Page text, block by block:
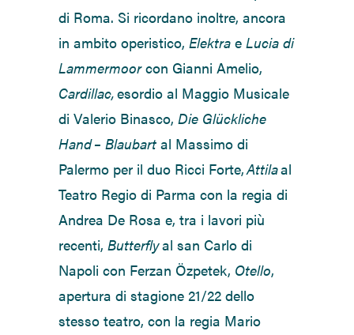
di Roma. Si ricordano inoltre, ancora
in ambito operistico, Elektra e Lucia di
Lammermoorcon Gianni Amelio,
Cardillac,esordio al Maggio Musicale
di Valerio Binasco, Die Glückliche
Hand – Blaubart al Massimo di
Palermo per il duo Ricci Forte,Attilaal
Teatro Regio di Parma con la regia di
Andrea De Rosa e, tra i lavori più
recenti, Butterflyal san Carlo di
Napoli con Ferzan Özpetek, Otello,
apertura di stagione 21/22 dello
stesso teatro, con la regia Mario